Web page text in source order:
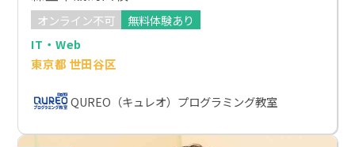
オンライン不可
無料体験あり
IT・Web
東京都 世田谷区
QUREO（キュレオ）プログラミング教室